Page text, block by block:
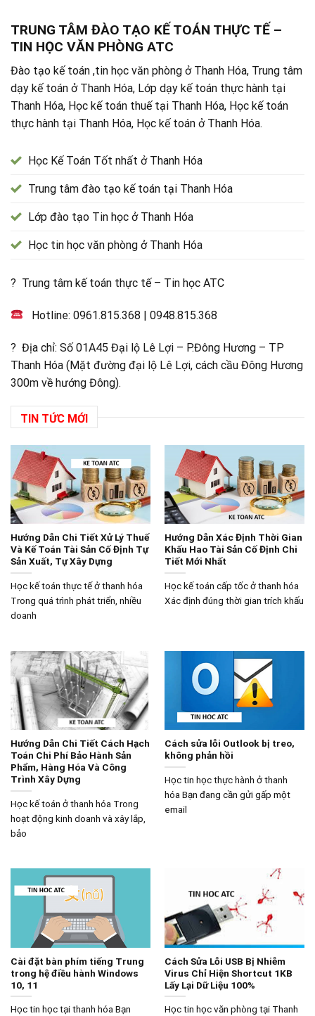
TRUNG TÂM ĐÀO TẠO KẾ TOÁN THỰC TẾ –
TIN HỌC VĂN PHÒNG ATC
Đào tạo kế toán ,tin học văn phòng ở Thanh Hóa, Trung tâm
dạy kế toán ở Thanh Hóa, Lớp dạy kế toán thực hành tại
Thanh Hóa, Học kế toán thuế tại Thanh Hóa, Học kế toán
thực hành tại Thanh Hóa, Học kế toán ở Thanh Hóa.
Học Kế Toán Tốt nhất ở Thanh Hóa
Trung tâm đào tạo kế toán tại Thanh Hóa
Lớp đào tạo Tin học ở Thanh Hóa
Học tin học văn phòng ở Thanh Hóa
? Trung tâm kế toán thực tế – Tin học ATC
Hotline:0961.815.368 |0948.815.368
? Địa chỉ: Số 01A45 Đại lộ Lê Lợi – P.Đông Hương – TP
Thanh Hóa (Mặt đường đại lộ Lê Lợi, cách cầu Đông Hương
300m về hướng Đông).
TIN TỨC MỚI
Hướng Dẫn Chi Tiết Xử Lý Thuế
Và Kế Toán Tài Sản Cố Định Tự
Sản Xuất, Tự Xây Dựng
Học kế toán thực tế ở thanh hóa
Trong quá trình phát triển, nhiều
doanh
Hướng Dẫn Xác Định Thời Gian
Khấu Hao Tài Sản Cố Định Chi
Tiết Mới Nhất
Học kế toán cấp tốc ở thanh hóa
Xác định đúng thời gian trích khấu
Hướng Dẫn Chi Tiết Cách Hạch
Toán Chi Phí Bảo Hành Sản
Phẩm, Hàng Hóa Và Công
Trình Xây Dựng
Học kế toán ở thanh hóa Trong
hoạt động kinh doanh và xây lắp,
bảo
Cách sửa lỗi Outlook bị treo,
không phản hồi
Học tin học thực hành ở thanh
hóa Bạn đang cần gửi gấp một
email
Cài đặt bàn phím tiếng Trung
trong hệ điều hành Windows
10, 11
Học tin học tại thanh hóa Bạn
Cách Sửa Lỗi USB Bị Nhiễm
Virus Chỉ Hiện Shortcut 1KB
Lấy Lại Dữ Liệu 100%
Học tin học văn phòng tại Thanh